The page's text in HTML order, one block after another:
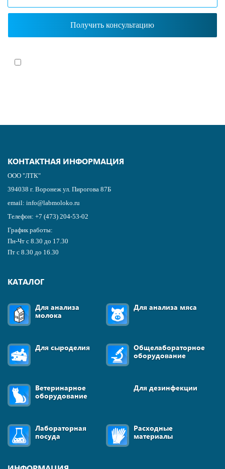
КОНТАКТНАЯ ИНФОРМАЦИЯ
ООО "ЛТК"
394038 г. Воронеж ул. Пирогова 87Б
email: info@labmoloko.ru
Телефон: +7 (473) 204-53-02
График работы:
Пн-Чт с 8.30 до 17.30
Пт с 8.30 до 16.30
КАТАЛОГ
Для анализа
молока
Для анализа мяса
Для сыроделия
Общелабораторное
оборудование
Ветеринарное
оборудование
Для дезинфекции
Лабораторная
посуда
Расходные
материалы